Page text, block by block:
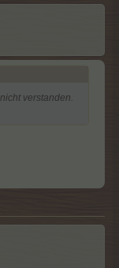
verstanden.